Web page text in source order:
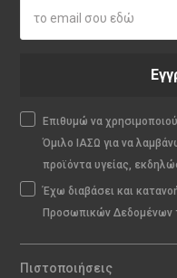
Επιθυμώ να
Όμιλο ΙΑΣΩ για να
προϊόντα υγείας,
Έχω διαβάσει και
Προσωπικών Δεδομένων
Πιστοποιήσεις